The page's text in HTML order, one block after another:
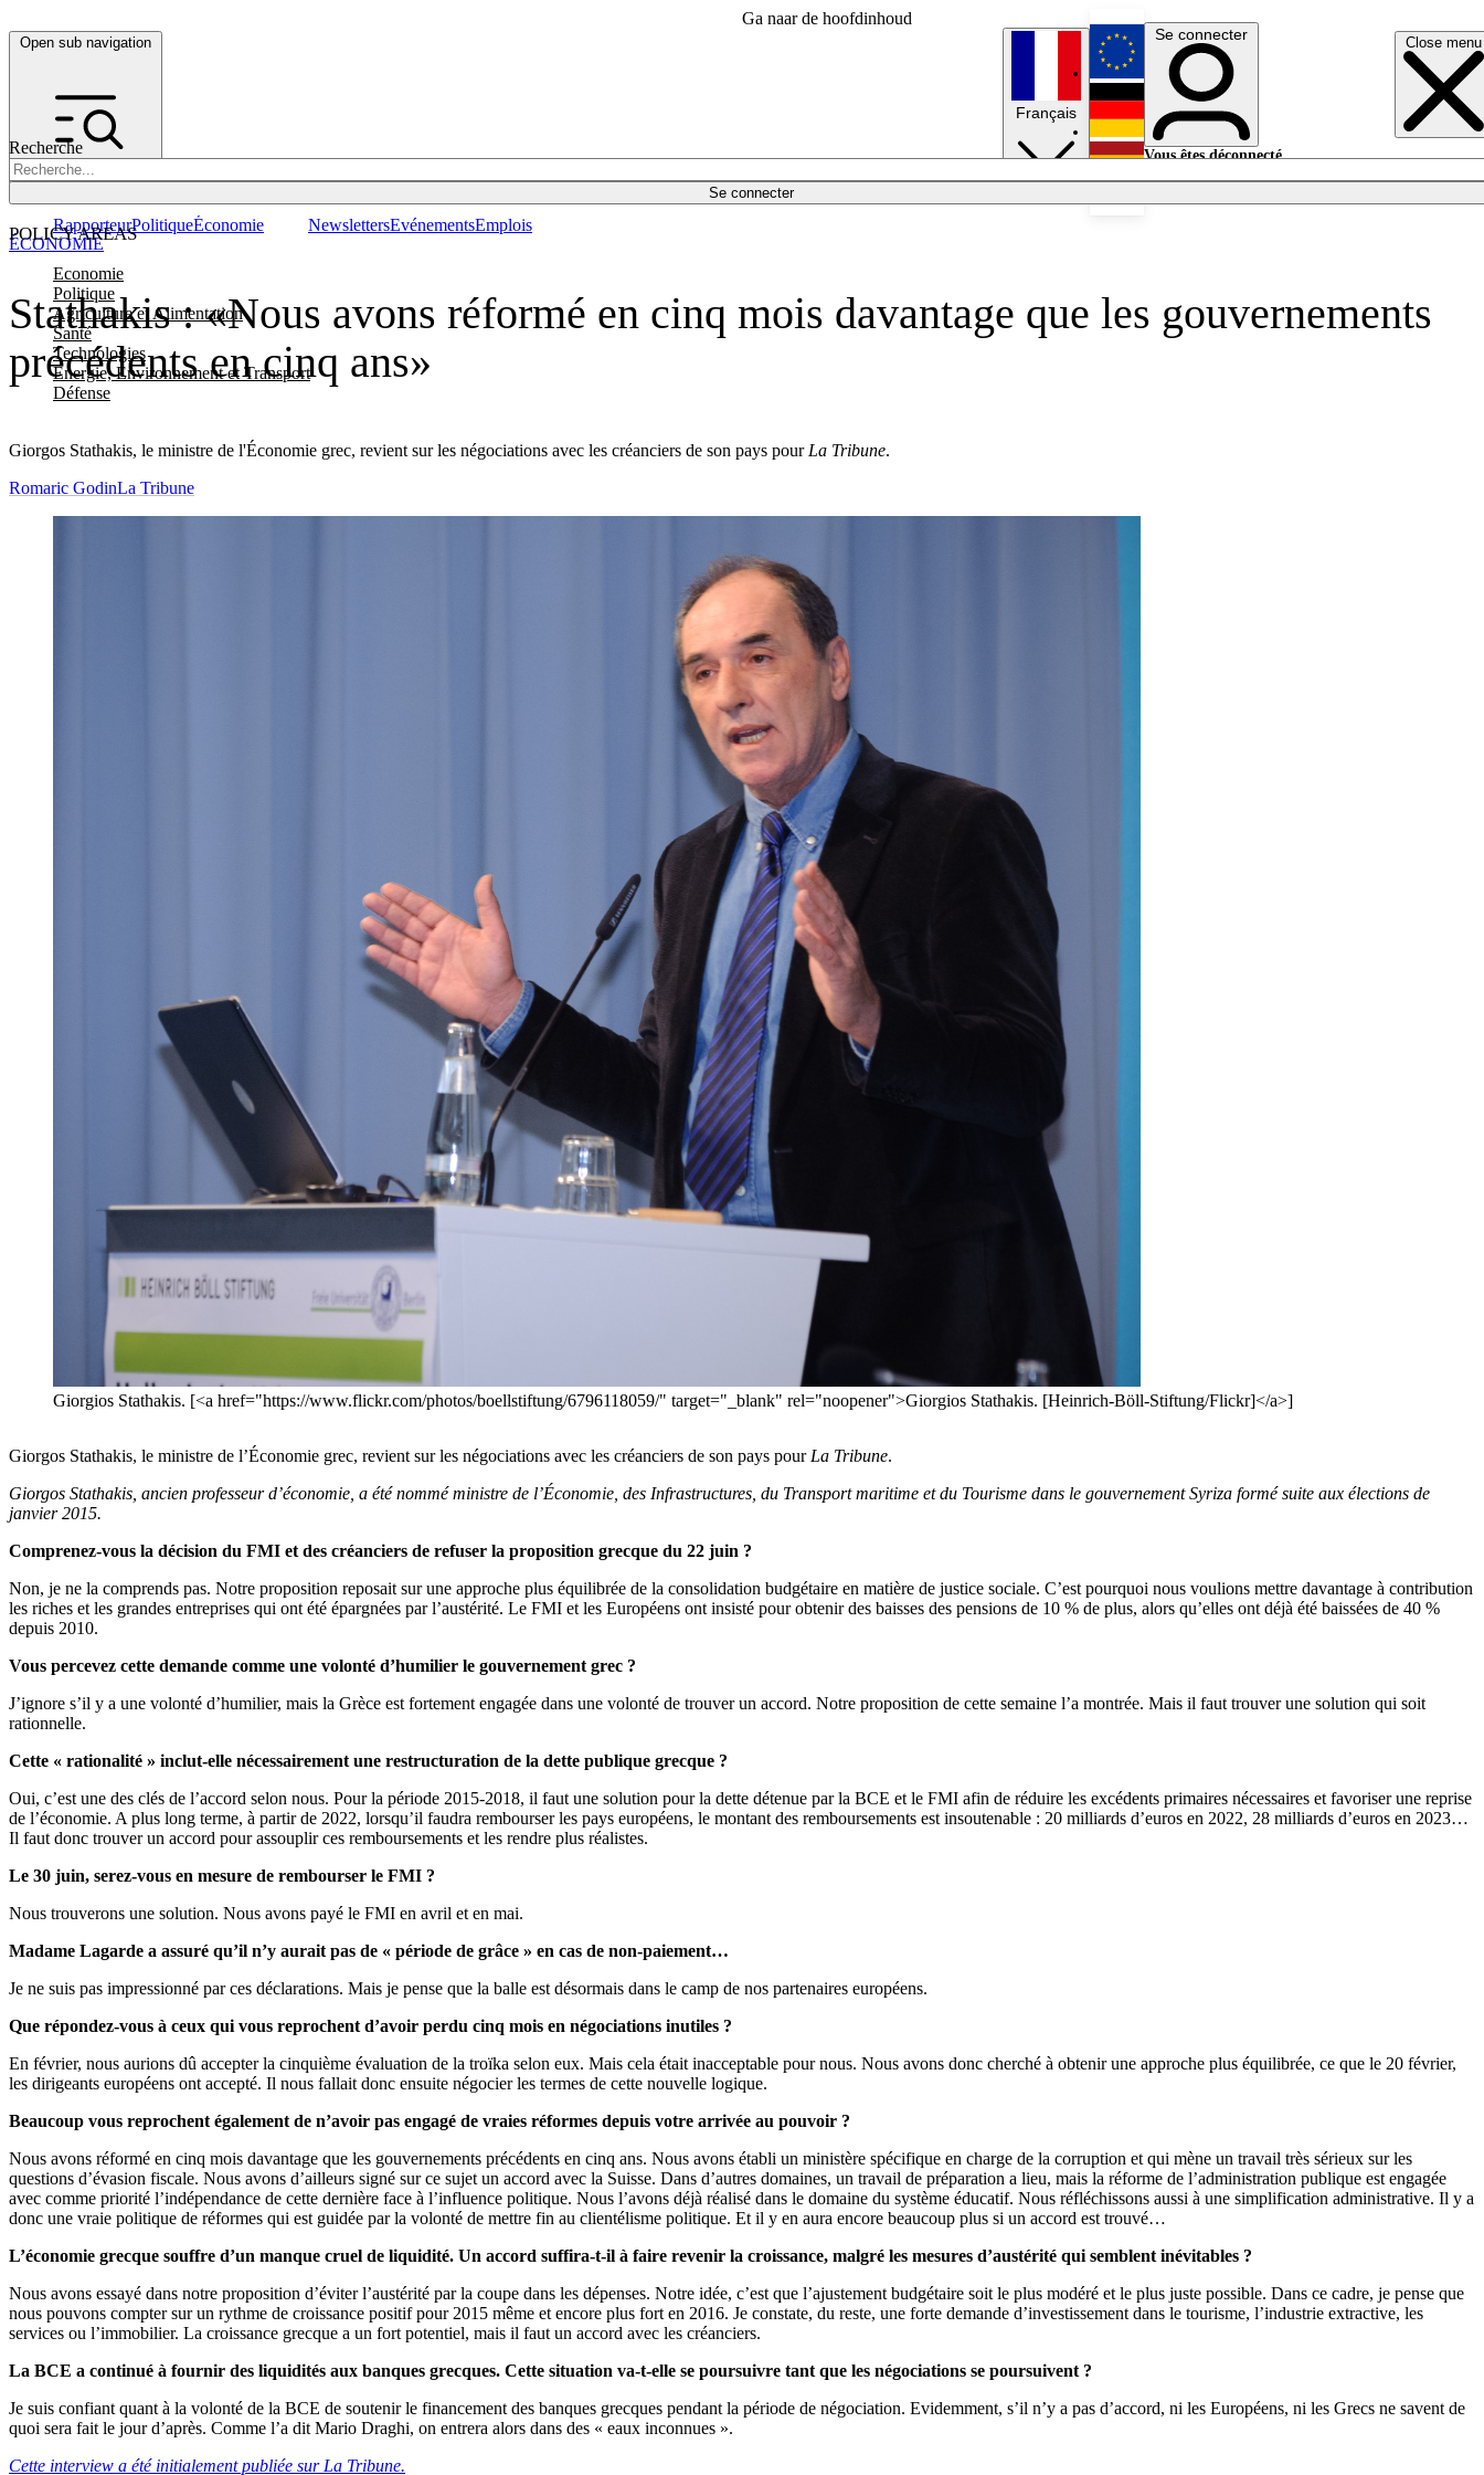
Ga naar de hoofdinhoud
Open sub navigation Close menu
Recherche
Se connecter
POLICY AREAS
Economie
Politique
Agriculture et Alimentation
Santé
Technologies
Energie, Environnement et Transport
Défense
RapporteurPolitiqueÉconomie NewslettersEvénementsEmplois
Français
English
Deutsch
Se connecter
Vous êtes déconnecté.
Stathakis : «Nous avons réformé en cinq mois davantage que les gouvernements
précédents en cinq ans»
Giorgos Stathakis, le ministre de l'Économie grec, revient sur les négociations avec les créanciers de son pays pour La Tribune.
ÉCONOMIE
Romaric GodinLa Tribune
Giorgios Stathakis. [<a href="https://www.flickr.com/photos/boellstiftung/6796118059/" target="_blank" rel="noopener">Giorgios Stathakis. [Heinrich-Böll-Stiftung/Flickr]</a>]
Giorgos Stathakis, le ministre de l’Économie grec, revient sur les négociations avec les créanciers de son pays pour La Tribune.
Giorgos Stathakis, ancien professeur d’économie, a été nommé ministre de l’Économie, des Infrastructures, du Transport maritime et du Tourisme dans le gouvernement Syriza formé suite aux élections de
janvier 2015.
Comprenez-vous la décision du FMI et des créanciers de refuser la proposition grecque du 22 juin ?
Non, je ne la comprends pas. Notre proposition reposait sur une approche plus équilibrée de la consolidation budgétaire en matière de justice sociale. C’est pourquoi nous voulions mettre davantage à contribution
les riches et les grandes entreprises qui ont été épargnées par l’austérité. Le FMI et les Européens ont insisté pour obtenir des baisses des pensions de 10 % de plus, alors qu’elles ont déjà été baissées de 40 %
depuis 2010.
Vous percevez cette demande comme une volonté d’humilier le gouvernement grec ?
J’ignore s’il y a une volonté d’humilier, mais la Grèce est fortement engagée dans une volonté de trouver un accord. Notre proposition de cette semaine l’a montrée. Mais il faut trouver une solution qui soit
rationnelle.
Cette « rationalité » inclut-elle nécessairement une restructuration de la dette publique grecque ?
Oui, c’est une des clés de l’accord selon nous. Pour la période 2015-2018, il faut une solution pour la dette détenue par la BCE et le FMI afin de réduire les excédents primaires nécessaires et favoriser une reprise
de l’économie. A plus long terme, à partir de 2022, lorsqu’il faudra rembourser les pays européens, le montant des remboursements est insoutenable : 20 milliards d’euros en 2022, 28 milliards d’euros en 2023…
Il faut donc trouver un accord pour assouplir ces remboursements et les rendre plus réalistes.
Le 30 juin, serez-vous en mesure de rembourser le FMI ?
Nous trouverons une solution. Nous avons payé le FMI en avril et en mai.
Madame Lagarde a assuré qu’il n’y aurait pas de « période de grâce » en cas de non-paiement…
Je ne suis pas impressionné par ces déclarations. Mais je pense que la balle est désormais dans le camp de nos partenaires européens.
Que répondez-vous à ceux qui vous reprochent d’avoir perdu cinq mois en négociations inutiles ?
En février, nous aurions dû accepter la cinquième évaluation de la troïka selon eux. Mais cela était inacceptable pour nous. Nous avons donc cherché à obtenir une approche plus équilibrée, ce que le 20 février,
les dirigeants européens ont accepté. Il nous fallait donc ensuite négocier les termes de cette nouvelle logique.
Beaucoup vous reprochent également de n’avoir pas engagé de vraies réformes depuis votre arrivée au pouvoir ?
Nous avons réformé en cinq mois davantage que les gouvernements précédents en cinq ans. Nous avons établi un ministère spécifique en charge de la corruption et qui mène un travail très sérieux sur les
questions d’évasion fiscale. Nous avons d’ailleurs signé sur ce sujet un accord avec la Suisse. Dans d’autres domaines, un travail de préparation a lieu, mais la réforme de l’administration publique est engagée
avec comme priorité l’indépendance de cette dernière face à l’influence politique. Nous l’avons déjà réalisé dans le domaine du système éducatif. Nous réfléchissons aussi à une simplification administrative. Il y a
donc une vraie politique de réformes qui est guidée par la volonté de mettre fin au clientélisme politique. Et il y en aura encore beaucoup plus si un accord est trouvé…
L’économie grecque souffre d’un manque cruel de liquidité. Un accord suffira-t-il à faire revenir la croissance, malgré les mesures d’austérité qui semblent inévitables ?
Nous avons essayé dans notre proposition d’éviter l’austérité par la coupe dans les dépenses. Notre idée, c’est que l’ajustement budgétaire soit le plus modéré et le plus juste possible. Dans ce cadre, je pense que
nous pouvons compter sur un rythme de croissance positif pour 2015 même et encore plus fort en 2016. Je constate, du reste, une forte demande d’investissement dans le tourisme, l’industrie extractive, les
services ou l’immobilier. La croissance grecque a un fort potentiel, mais il faut un accord avec les créanciers.
La BCE a continué à fournir des liquidités aux banques grecques. Cette situation va-t-elle se poursuivre tant que les négociations se poursuivent ?
Je suis confiant quant à la volonté de la BCE de soutenir le financement des banques grecques pendant la période de négociation. Evidemment, s’il n’y a pas d’accord, ni les Européens, ni les Grecs ne savent de
quoi sera fait le jour d’après. Comme l’a dit Mario Draghi, on entrera alors dans des « eaux inconnues ».
Cette interview a été initialement publiée sur La Tribune.